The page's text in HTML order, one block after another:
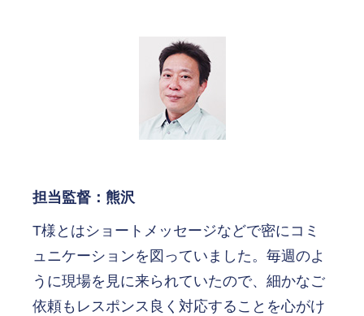
担当監督：熊沢
T様とはショートメッセージなどで密にコミ
ュニケーションを図っていました。毎週のよ
うに現場を見に来られていたので、細かなご
依頼もレスポンス良く対応することを心がけ